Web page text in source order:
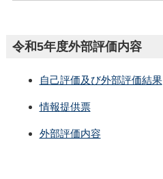
令和5年度外部評価内容
自己評価及び外部評価結果
情報提供票
外部評価内容